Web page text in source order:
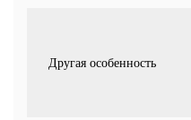
Другая особенность